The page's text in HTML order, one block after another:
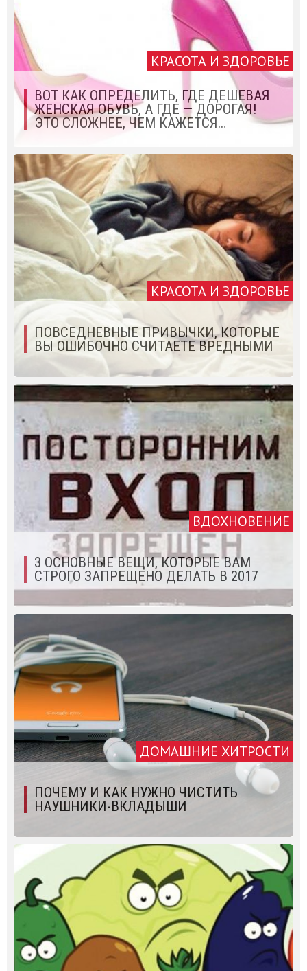
КРАСОТА И ЗДОРОВЬЕ
ВОТ КАК ОПРЕДЕЛИТЬ, ГДЕ ДЕШЕВАЯ
ЖЕНСКАЯ ОБУВЬ, А ГДЕ — ДОРОГАЯ!
ЭТО СЛОЖНЕЕ, ЧЕМ КАЖЕТСЯ…
КРАСОТА И ЗДОРОВЬЕ
ПОВСЕДНЕВНЫЕ ПРИВЫЧКИ, КОТОРЫЕ
ВЫ ОШИБОЧНО СЧИТАЕТЕ ВРЕДНЫМИ
ВДОХНОВЕНИЕ
3 ОСНОВНЫЕ ВЕЩИ, КОТОРЫЕ ВАМ
СТРОГО ЗАПРЕЩЕНО ДЕЛАТЬ В 2017
ДОМАШНИЕ ХИТРОСТИ
ПОЧЕМУ И КАК НУЖНО ЧИСТИТЬ
НАУШНИКИ-ВКЛАДЫШИ